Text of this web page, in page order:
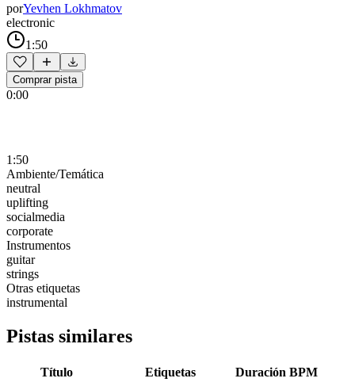
porYevhen Lokhmatov
electronic
1:50
Comprar pista
0:00
1:50
Ambiente/Temática
neutral
uplifting
socialmedia
corporate
Instrumentos
guitar
strings
Otras etiquetas
instrumental
Pistas similares
Título Etiquetas Duración BPM